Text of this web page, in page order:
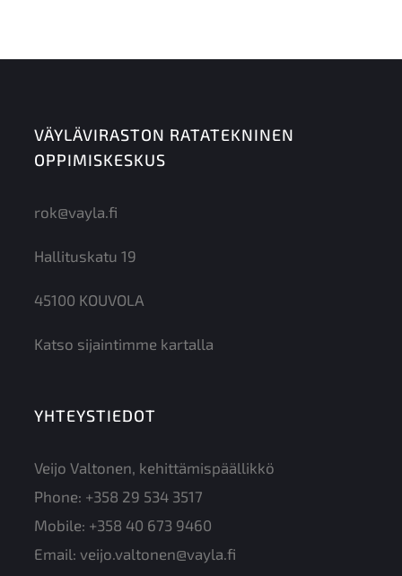
VÄYLÄVIRASTON RATATEKNINEN
OPPIMISKESKUS
rok@vayla.fi
Hallituskatu 19
45100 KOUVOLA
Katso sijaintimme kartalla
YHTEYSTIEDOT
Veijo Valtonen, kehittämispäällikkö
Phone: +358 29 534 3517
Mobile: +358 40 673 9460
Email: veijo.valtonen@vayla.fi